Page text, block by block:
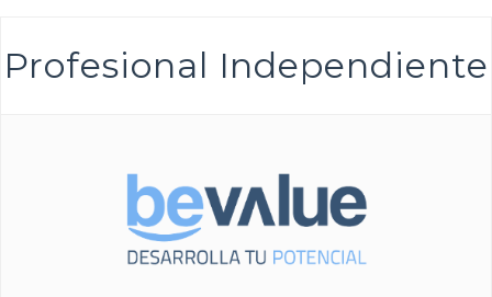
Profesional Independiente